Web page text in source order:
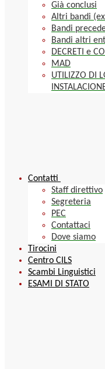
Già conclusi
Altri bandi
Bandi
Bandi altri
DECRETI e
MAD
UTILIZZO DI
Contatti
Staff direttivo
Segreteria
PEC
Contattaci
Dove siamo
Tirocini
Centro CILS
Scambi Linguistici
ESAMI DI STATO